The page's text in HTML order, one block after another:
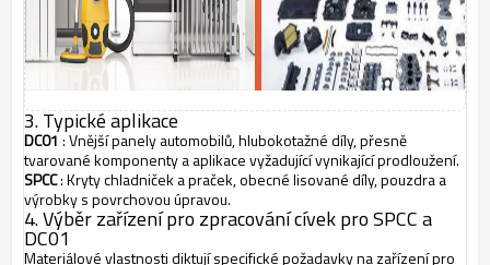
3. Typické aplikace
DC01: Vnější panely automobilů, hlubokotažné díly, přesně
tvarované komponenty a aplikace vyžadující vynikající prodloužení.
SPCC: Kryty chladniček a praček, obecné lisované díly, pouzdra a
výrobky s povrchovou úpravou.
4. Výběr zařízení pro zpracování cívek pro SPCC a
DC01
Materiálové vlastnosti diktují specifické požadavky na zařízení pro